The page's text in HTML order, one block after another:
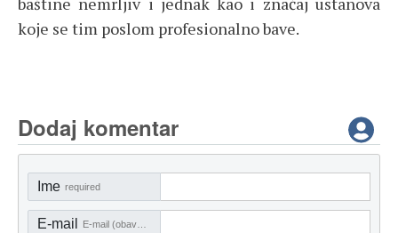
koje se tim poslom profesionalno bave.
Dodaj komentar
Ime required
E-mail